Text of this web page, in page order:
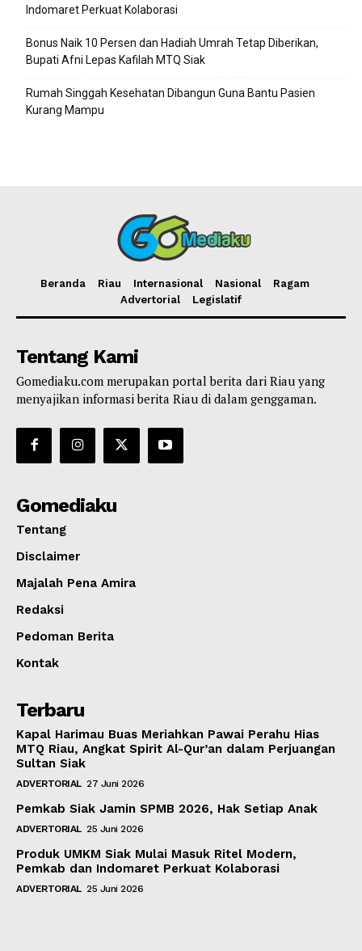
Indomaret Perkuat Kolaborasi
Bonus Naik 10 Persen dan Hadiah Umrah Tetap Diberikan,
Bupati Afni Lepas Kafilah MTQ Siak
Rumah Singgah Kesehatan Dibangun Guna Bantu Pasien
Kurang Mampu
Beranda Riau Internasional Nasional
Ragam
Advertorial
Legislatif
Tentang Kami
Gomediaku.com merupakan portal berita dari Riau yang
menyajikan informasi berita Riau di dalam genggaman.
Gomediaku
Tentang
Disclaimer
Majalah Pena Amira
Redaksi
Pedoman Berita
Kontak
Terbaru
Kapal Harimau Buas Meriahkan Pawai Perahu Hias
MTQ Riau, Angkat Spirit Al-Qur’an dalam Perjuangan
Sultan Siak
ADVERTORIAL 27 Juni 2026
Pemkab Siak Jamin SPMB 2026, Hak Setiap Anak
ADVERTORIAL 25 Juni 2026
Produk UMKM Siak Mulai Masuk Ritel Modern,
Pemkab dan Indomaret Perkuat Kolaborasi
ADVERTORIAL 25 Juni 2026